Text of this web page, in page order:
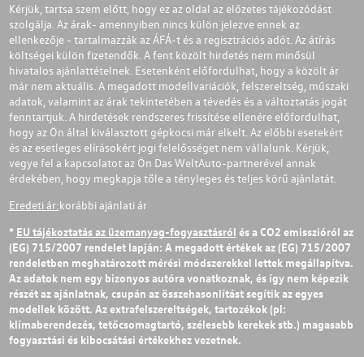
Kérjük, tartsa szem előtt, hogy ez az oldal az előzetes tájékozódást
szolgálja. Az árak- amennyiben nincs külön jelezve ennek az
ellenkezője - tartalmazzák az ÁFÁ-t és a regisztrációs adót. Az átírás
költségei külön fizetendők. A fent közölt hirdetés nem minősül
hivatalos ajánlattételnek. Esetenként előfordulhat, hogy a közölt ár
már nem aktuális. A megadott modellvariációk, felszereltség, műszaki
adatok, valamint az árak tekintetében a tévedés és a változtatás jogát
fenntartjuk. A hirdetések rendszeres frissítése ellenére előfordulhat,
hogy az Ön által kiválasztott gépkocsi már elkelt. Az előbbi esetekért
és az esetleges elírásokért jogi felelősséget nem vállalunk. Kérjük,
vegye fel a kapcsolatot az Ön Das WeltAuto-partnerével annak
érdekében, hogy megkapja tőle a tényleges és teljes körű ajánlatát.
Eredeti ár:korábbi ajánlati ár
* EU tájékoztatás az üzemanyag-fogyasztásról és a CO2 emisszióról az
(EG) 715/2007 rendelet lapján: A megadott értékek az (EG) 715/2007
rendeletben meghatározott mérési módszerekkel lettek megállapítva.
Az adatok nem egy bizonyos autóra vonatkoznak, és így nem képezik
részét az ajánlatnak, csupán az összehasonlítást segítik az egyes
modellek között. Az extrafelszereltségek, tartozékok (pl:
klímaberendezés, tetőcsomagtartó, szélesebb kerekek stb.) magasabb
fogyasztási és kibocsátási értékekhez vezetnek.